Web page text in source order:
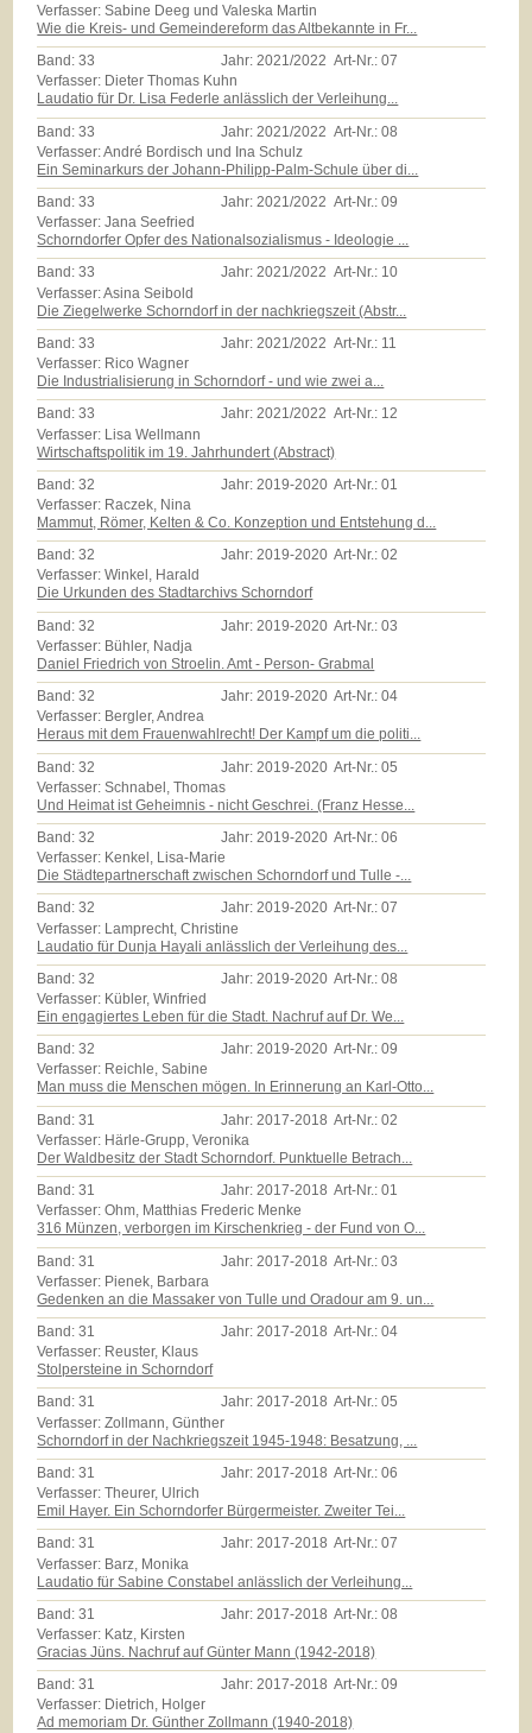
Verfasser: Sabine Deeg und Valeska Martin
Wie die Kreis- und Gemeindereform das Altbekannte in Fr...
Band:33 Jahr:2021/2022 Art-Nr.:07
Verfasser: Dieter Thomas Kuhn
Laudatio für Dr. Lisa Federle anlässlich der Verleihung...
Band:33 Jahr: 2021/2022 Art-Nr.:08
Verfasser: André Bordisch und Ina Schulz
Ein Seminarkurs der Johann-Philipp-Palm-Schule über di...
Band:33 Jahr:2021/2022 Art-Nr.:09
Verfasser: Jana Seefried
Schorndorfer Opfer des Nationalsozialismus - Ideologie ...
Band:33 Jahr:2021/2022 Art-Nr.: 10
Verfasser: Asina Seibold
Die Ziegelwerke Schorndorf in der nachkriegszeit (Abstr...
Band:33 Jahr:2021/2022 Art-Nr.: 11
Verfasser: Rico Wagner
Die Industrialisierung in Schorndorf - und wie zwei a...
Band:33 Jahr:2021/2022 Art-Nr.: 12
Verfasser: Lisa Wellmann
Wirtschaftspolitik im 19. Jahrhundert (Abstract)
Band:32 Jahr: 2019-2020 Art-Nr.:01
Verfasser: Raczek, Nina
Mammut, Römer, Kelten & Co. Konzeption und Entstehung d...
Band:32 Jahr:2019-2020 Art-Nr.:02
Verfasser: Winkel, Harald
Die Urkunden des Stadtarchivs Schorndorf
Band:32 Jahr: 2019-2020 Art-Nr.:03
Verfasser: Bühler, Nadja
Daniel Friedrich von Stroelin. Amt - Person- Grabmal
Band:32 Jahr:2019-2020 Art-Nr.:04
Verfasser: Bergler, Andrea
Heraus mit dem Frauenwahlrecht! Der Kampf um die politi...
Band:32 Jahr: 2019-2020 Art-Nr.:05
Verfasser: Schnabel, Thomas
Und Heimat ist Geheimnis - nicht Geschrei. (Franz Hesse...
Band:32 Jahr:2019-2020 Art-Nr.:06
Verfasser: Kenkel, Lisa-Marie
Die Städtepartnerschaft zwischen Schorndorf und Tulle -...
Band:32 Jahr:2019-2020 Art-Nr.:07
Verfasser: Lamprecht, Christine
Laudatio für Dunja Hayali anlässlich der Verleihung des...
Band:32 Jahr:2019-2020 Art-Nr.:08
Verfasser: Kübler, Winfried
Ein engagiertes Leben für die Stadt. Nachruf auf Dr. We...
Band:32 Jahr:2019-2020 Art-Nr.:09
Verfasser: Reichle, Sabine
Man muss die Menschen mögen. In Erinnerung an Karl-Otto...
Band:31 Jahr: 2017-2018 Art-Nr.:02
Verfasser: Härle-Grupp, Veronika
Der Waldbesitz der Stadt Schorndorf. Punktuelle Betrach...
Band:31 Jahr:2017-2018 Art-Nr.:01
Verfasser: Ohm, Matthias Frederic Menke
316 Münzen, verborgen im Kirschenkrieg - der Fund von O...
Band:31 Jahr: 2017-2018 Art-Nr.:03
Verfasser: Pienek, Barbara
Gedenken an die Massaker von Tulle und Oradour am 9. un...
Band:31 Jahr:2017-2018 Art-Nr.:04
Verfasser: Reuster, Klaus
Stolpersteine in Schorndorf
Band:31 Jahr:2017-2018 Art-Nr.:05
Verfasser: Zollmann, Günther
Schorndorf in der Nachkriegszeit 1945-1948: Besatzung, ...
Band:31 Jahr:2017-2018 Art-Nr.:06
Verfasser: Theurer, Ulrich
Emil Hayer. Ein Schorndorfer Bürgermeister. Zweiter Tei...
Band:31 Jahr:2017-2018 Art-Nr.:07
Verfasser: Barz, Monika
Laudatio für Sabine Constabel anlässlich der Verleihung...
Band:31 Jahr: 2017-2018 Art-Nr.:08
Verfasser: Katz, Kirsten
Gracias Jüns. Nachruf auf Günter Mann (1942-2018)
Band:31 Jahr:2017-2018 Art-Nr.:09
Verfasser: Dietrich, Holger
Ad memoriam Dr. Günther Zollmann (1940-2018)